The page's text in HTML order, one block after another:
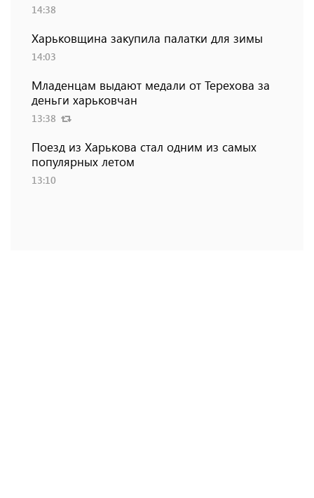
14:38
Харьковщина закупила палатки для зимы
14:03
Младенцам выдают медали от Терехова за
деньги харьковчан
13:38
Поезд из Харькова стал одним из самых
популярных летом
13:10